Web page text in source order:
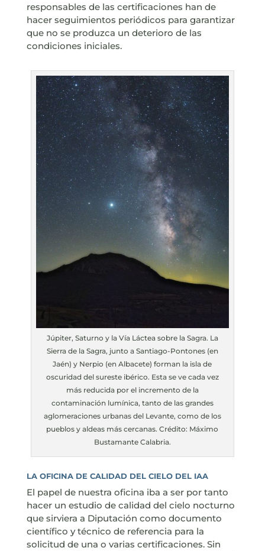
responsables de las certificaciones han de
hacer seguimientos periódicos para garantizar
que no se produzca un deterioro de las
condiciones iniciales.
Júpiter, Saturno y la Vía Láctea sobre la Sagra. La
Sierra de la Sagra, junto a Santiago-Pontones (en
Jaén) y Nerpio (en Albacete) forman la isla de
oscuridad del sureste ibérico. Esta se ve cada vez
más reducida por el incremento de la
contaminación lumínica, tanto de las grandes
aglomeraciones urbanas del Levante, como de los
pueblos y aldeas más cercanas. Crédito: Máximo
Bustamante Calabria.
LA OFICINA DE CALIDAD DEL CIELO DEL IAA
El papel de nuestra oficina iba a ser por tanto
hacer un estudio de calidad del cielo nocturno
que sirviera a Diputación como documento
científico y técnico de referencia para la
solicitud de una o varias certificaciones. Sin